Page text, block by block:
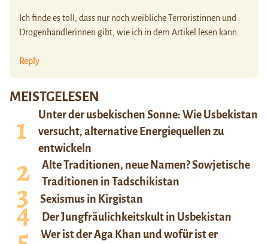
MEISTGELESEN
Unter der usbekischen Sonne: Wie Usbekistan
versucht, alternative Energiequellen zu
entwickeln
Alte Traditionen, neue Namen? Sowjetische
Traditionen in Tadschikistan
Sexismus in Kirgistan
Der Jungfräulichkeitskult in Usbekistan
Wer ist der Aga Khan und wofür ist er
Ich finde es toll, dass nur noch weibliche Terroristinnen und
Drogenhändlerinnen gibt, wie ich in dem Artikel lesen kann.
Reply